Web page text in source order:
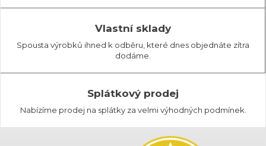
Vlastní sklady
Spousta výrobků ihned k odběru, které dnes objednáte zítra
dodáme.
Splátkový prodej
Nabízíme prodej na splátky za velmi výhodných podmínek.